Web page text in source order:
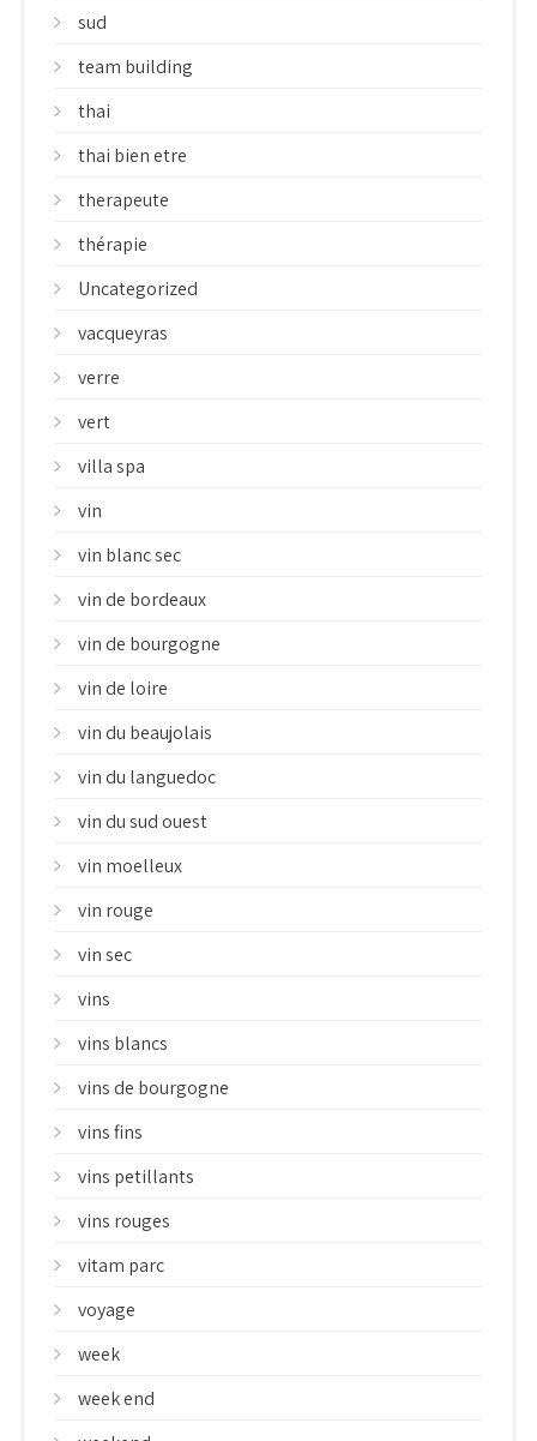
sud
team building
thai
thai bien etre
therapeute
thérapie
Uncategorized
vacqueyras
verre
vert
villa spa
vin
vin blanc sec
vin de bordeaux
vin de bourgogne
vin de loire
vin du beaujolais
vin du languedoc
vin du sud ouest
vin moelleux
vin rouge
vin sec
vins
vins blancs
vins de bourgogne
vins fins
vins petillants
vins rouges
vitam parc
voyage
week
week end